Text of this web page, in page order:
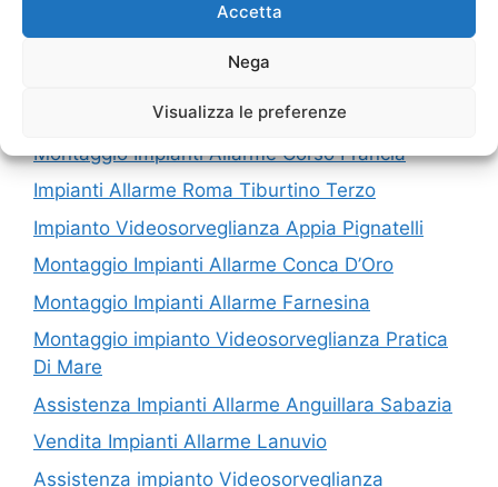
Accetta
Nega
Visualizza le preferenze
I nostri servizi in Provincia di Roma
Montaggio Impianti Allarme Corso Francia
Impianti Allarme Roma Tiburtino Terzo
Impianto Videosorveglianza Appia Pignatelli
Montaggio Impianti Allarme Conca D’Oro
Montaggio Impianti Allarme Farnesina
Montaggio impianto Videosorveglianza Pratica
Di Mare
Assistenza Impianti Allarme Anguillara Sabazia
Vendita Impianti Allarme Lanuvio
Assistenza impianto Videosorveglianza